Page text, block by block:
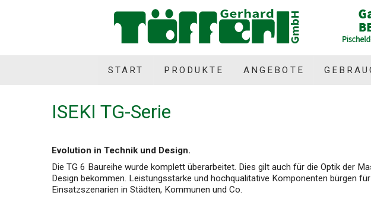
START PRODUKTE ANGEBOTE
ISEKI TG-Serie
Evolution in Technik und Design.
Die TG 6 Baureihe wurde komplett überarbeitet. Dies gilt auch für die Optik der
Design bekommen. Leistungsstarke und hochqualitative Komponenten bürgen
Einsatzszenarien in Städten, Kommunen und Co.